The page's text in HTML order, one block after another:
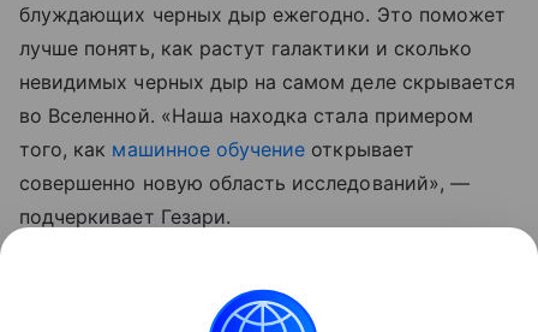
блуждающих черных дыр ежегодно. Это поможет
лучше понять, как растут галактики и сколько
невидимых черных дыр на самом деле скрывается
во Вселенной. «Наша находка стала примером
того, как машинное обучение открывает
совершенно новую область исследований», —
подчеркивает Гезари.
для образования массивных звезд.